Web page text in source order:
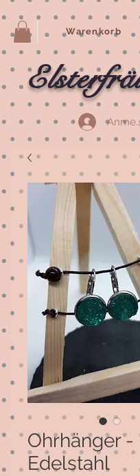
Warenkorb
Ohrhänger -
Edelstahl